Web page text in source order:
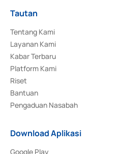
Tautan
Tentang Kami
Layanan Kami
Kabar Terbaru
Platform Kami
Riset
Bantuan
Pengaduan Nasabah
Download Aplikasi
Google Play